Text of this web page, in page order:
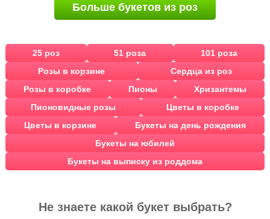
Больше букетов из роз
25 роз 51 роза
101 роза
Розы в корзине
Сердца из роз
Розы в коробке
Пионы
Хризантемы
Пионовидные розы
Цветы в коробке
Цветы в корзине
Букеты на день рождения
Букеты на юбилей
Букеты на выписку из роддома
Не знаете какой букет выбрать?